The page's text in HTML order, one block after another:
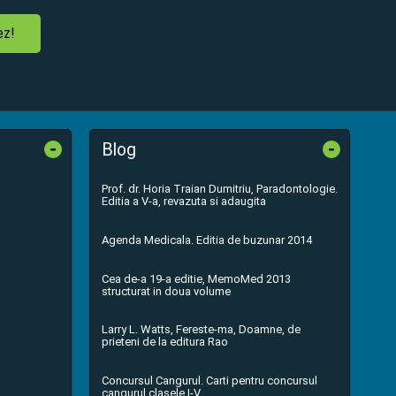
- Blog -
Prof. dr. Horia Traian Dumitriu, Paradontologie.
Editia a V-a, revazuta si adaugita
Agenda Medicala. Editia de buzunar 2014
Cea de-a 19-a editie, MemoMed 2013
structurat in doua volume
Larry L. Watts, Fereste-ma, Doamne, de
prieteni de la editura Rao
Concursul Cangurul. Carti pentru concursul
cangurul clasele I-V